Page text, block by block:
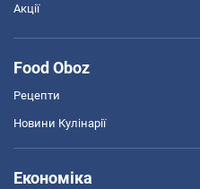
Акції
Food Oboz
Рецепти
Новини Кулінарії
Економіка